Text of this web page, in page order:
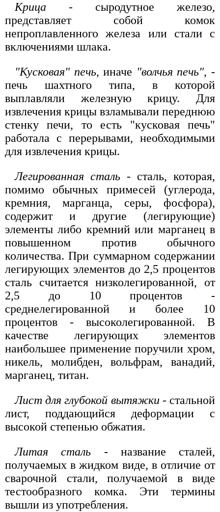
Крица - сыродутное железо,
представляет собой комок
непроплавленного железа или стали с
включениями шлака.
"Кусковая" печь, иначе "волчья печь", -
печь шахтного типа, в которой
выплавляли железную крицу. Для
извлечения крицы взламывали переднюю
стенку печи, то есть "кусковая печь"
работала с перерывами, необходимыми
для извлечения крицы.
Легированная сталь - сталь, которая,
помимо обычных примесей (углерода,
кремния, марганца, серы, фосфора),
содержит и другие (легирующие)
элементы либо кремний или марганец в
повышенном против обычного
количества. При суммарном содержании
легирующих элементов до 2,5 процентов
сталь считается низколегированной, от
2,5 до 10 процентов -
среднелегированной и более 10
процентов - высоколегированной. В
качестве легирующих элементов
наибольшее применение поручили хром,
никель, молибден, вольфрам, ванадий,
марганец, титан.
Лист для глубокой вытяжки - стальной
лист, поддающийся деформации с
высокой степенью обжатия.
Литая сталь - название сталей,
получаемых в жидком виде, в отличие от
сварочной стали, получаемой в виде
тестообразного комка. Эти термины
вышли из употребления.